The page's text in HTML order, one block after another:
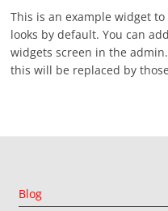
This is an example widget
looks by default. You can
widgets screen in the
this will be replaced by
Blog